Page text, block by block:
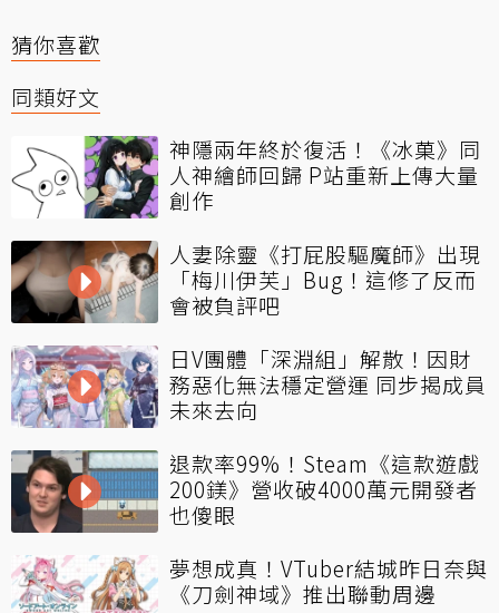
猜你喜歡
同類好文
神隱兩年終於復活！《冰菓》同
人神繪師回歸 P站重新上傳大量
創作
人妻除靈《打屁股驅魔師》出現
「梅川伊芙」Bug！這修了反而
會被負評吧
日V團體「深淵組」解散！因財
務惡化無法穩定營運 同步揭成員
未來去向
退款率99%！Steam《這款遊戲
200鎂》營收破4000萬元開發者
也傻眼
夢想成真！VTuber結城昨日奈與
《刀劍神域》推出聯動周邊